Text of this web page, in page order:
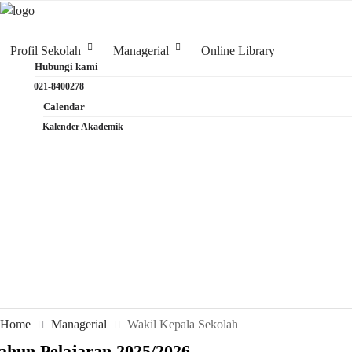
Profil Sekolah Managerial Online Library
Hubungi kami
021-8400278
Calendar
Kalender Akademik
Home Managerial Wakil Kepala Sekolah